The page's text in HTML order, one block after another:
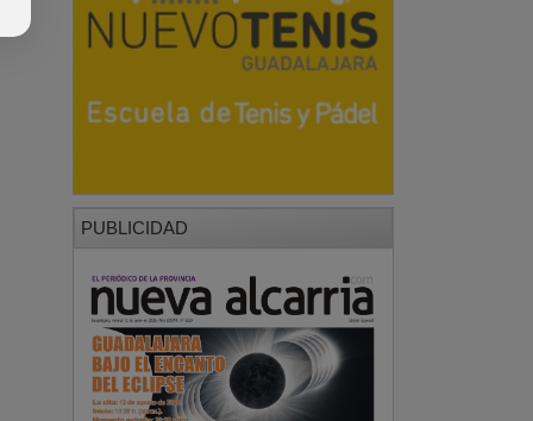
PUBLICIDAD